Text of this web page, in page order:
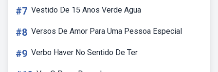
#7 Vestido De 15 Anos Verde Agua
#8 Versos De Amor Para Uma Pessoa Especial
#9 Verbo Haver No Sentido De Ter